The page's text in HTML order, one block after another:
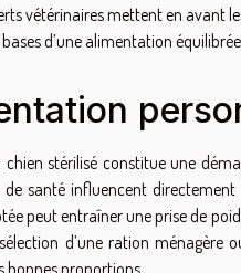
vétérinaires mettent en avant
d’une alimentation
stérilisé constitue une
santé influencent
peut entraîner une prise de
d’une ration ménagère
bonnes proportions.